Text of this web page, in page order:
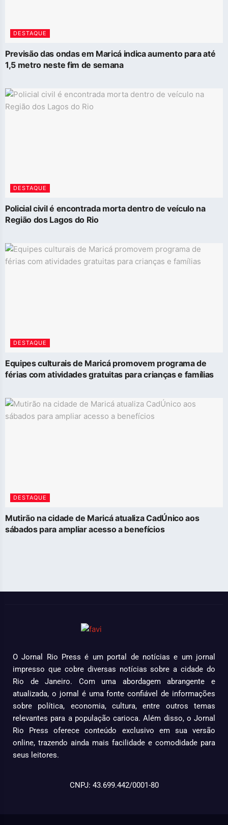
DESTAQUE
Previsão das ondas em Maricá indica aumento para até
1,5 metro neste fim de semana
DESTAQUE
Policial civil é encontrada morta dentro de veículo na
Região dos Lagos do Rio
DESTAQUE
Equipes culturais de Maricá promovem programa de
férias com atividades gratuitas para crianças e famílias
DESTAQUE
Mutirão na cidade de Maricá atualiza CadÚnico aos
sábados para ampliar acesso a benefícios
O Jornal Rio Press é um portal de notícias e um jornal
impresso que cobre diversas notícias sobre a cidade do
Rio de Janeiro. Com uma abordagem abrangente e
atualizada, o jornal é uma fonte confiável de informações
sobre política, economia, cultura, entre outros temas
relevantes para a população carioca. Além disso, o Jornal
Rio Press oferece conteúdo exclusivo em sua versão
online, trazendo ainda mais facilidade e comodidade para
seus leitores.
CNPJ: 43.699.442/0001-80